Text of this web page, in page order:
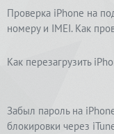
Проверка iPhone на
номеру и IMEI. Как
Как перезагрузить
Забыл пароль на
блокировки через